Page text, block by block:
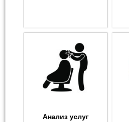
Анализ услуг